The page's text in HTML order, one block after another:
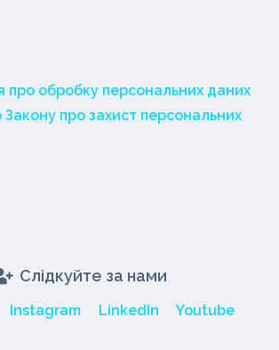
про обробку персональних даних
Закону про захист персональних
Слідкуйте за нами
Instagram LinkedIn Youtube